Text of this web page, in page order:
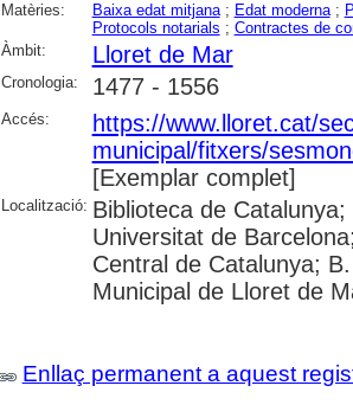
Matèries: Baixa edat mitjana; Edat moderna;
Protocols notarials ; Contractes de
Àmbit:
Lloret de Mar
Cronologia: 1477 - 1556
Accés:
https://www.lloret.cat/
municipal/fitxers/
[Exemplar complet]
Localització: Biblioteca de
Universitat de
Central de Catalunya;
Municipal de Lloret de
Enllaç permanent a aquest